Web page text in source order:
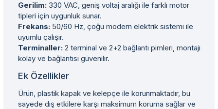
Gerilim: 330 VAC, geniş voltaj aralığı ile farklı motor
tipleri için uygunluk sunar.
Frekans: 50/60 Hz, çoğu modern elektrik sistemi ile
uyumlu çalışır.
Terminaller: 2 terminal ve 2+2 bağlantı pimleri, montajı
kolay ve bağlantısı güvenilir.
Ek Özellikler
Ürün, plastik kapak ve kelepçe ile korunmaktadır, bu
sayede dış etkilere karşı maksimum koruma sağlar ve